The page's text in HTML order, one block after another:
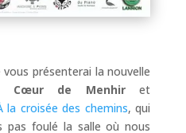
présenterai la nouvelle
Cœur de Menhiret
la croisée des chemins, qui
pas foulé la salle où nous